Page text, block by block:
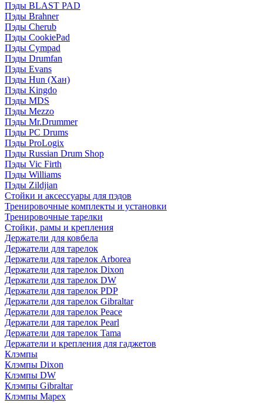
Пэды BLAST PAD
Пэды Brahner
Пэды Cherub
Пэды CookiePad
Пэды Cympad
Пэды Drumfan
Пэды Evans
Пэды Hun (Хан)
Пэды Kingdo
Пэды MDS
Пэды Mezzo
Пэды Mr.Drummer
Пэды PC Drums
Пэды ProLogix
Пэды Russian Drum Shop
Пэды Vic Firth
Пэды Williams
Пэды Zildjian
Стойки и аксессуары для пэдов
Тренировочные комплекты и установки
Тренировочные тарелки
Стойки, рамы и крепления
Держатели для ковбела
Держатели для тарелок
Держатели для тарелок Arborea
Держатели для тарелок Dixon
Держатели для тарелок DW
Держатели для тарелок PDP
Держатели для тарелок Gibraltar
Держатели для тарелок Peace
Держатели для тарелок Pearl
Держатели для тарелок Tama
Держатели и крепления для гаджетов
Клэмпы
Клэмпы Dixon
Клэмпы DW
Клэмпы Gibraltar
Клэмпы Mapex